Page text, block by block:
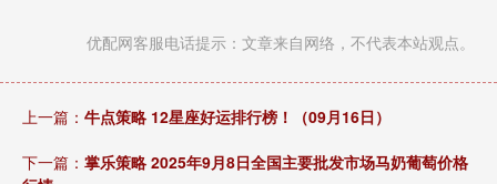
优配网客服电话提示：文章来自网络，不代表本站观点。
上一篇： 牛点策略 12星座好运排行榜！（09月16日）
下一篇： 掌乐策略 2025年9月8日全国主要批发市场马奶葡萄价格